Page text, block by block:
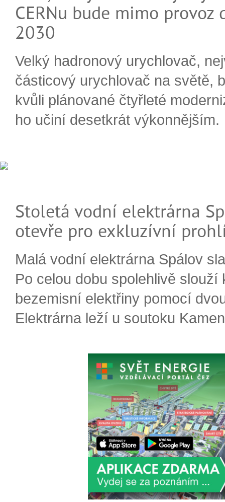
CERNu bude mimo provoz
2030
Velký hadronový urychlovač,
částicový urychlovač na světě,
kvůli plánované čtyřleté
ho učiní desetkrát výkonnějším.
Stoletá vodní elektrárna
otevře pro exkluzívní
Malá vodní elektrárna Spálov
Po celou dobu spolehlivě slouží
bezemisní elektřiny pomocí
Elektrárna leží u soutoku